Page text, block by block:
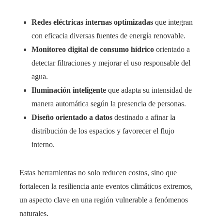
Redes eléctricas internas optimizadas que integran
con eficacia diversas fuentes de energía renovable.
Monitoreo digital de consumo hídrico orientado a
detectar filtraciones y mejorar el uso responsable del
agua.
Iluminación inteligente que adapta su intensidad de
manera automática según la presencia de personas.
Diseño orientado a datos destinado a afinar la
distribución de los espacios y favorecer el flujo
interno.
Estas herramientas no solo reducen costos, sino que
fortalecen la resiliencia ante eventos climáticos extremos,
un aspecto clave en una región vulnerable a fenómenos
naturales.